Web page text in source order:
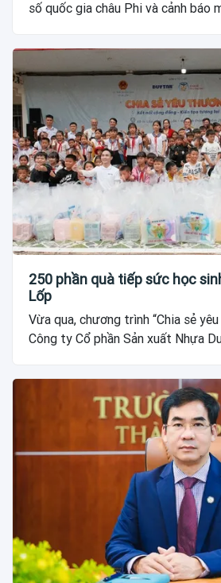
số quốc gia châu Phi và cảnh báo
250 phần quà tiếp sức học
Lốp
Vừa qua, chương trình “Chia sẻ
Công ty Cổ phần Sản xuất Nhựa